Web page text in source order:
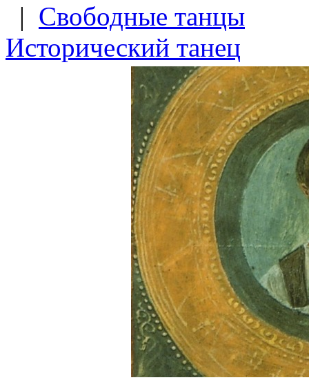
| Свободные танцы
Исторический танец